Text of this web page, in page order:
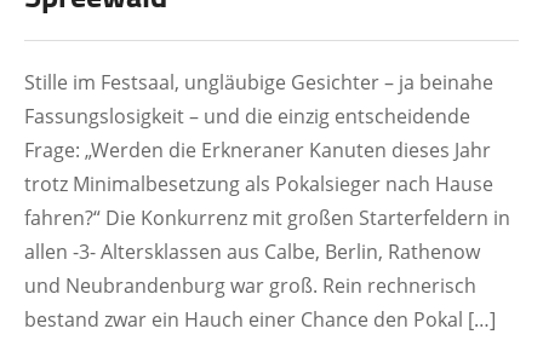
Stille im Festsaal, ungläubige Gesichter – ja beinahe
Fassungslosigkeit – und die einzig entscheidende
Frage: „Werden die Erkneraner Kanuten dieses Jahr
trotz Minimalbesetzung als Pokalsieger nach Hause
fahren?“ Die Konkurrenz mit großen Starterfeldern in
allen -3- Altersklassen aus Calbe, Berlin, Rathenow
und Neubrandenburg war groß. Rein rechnerisch
bestand zwar ein Hauch einer Chance den Pokal […]